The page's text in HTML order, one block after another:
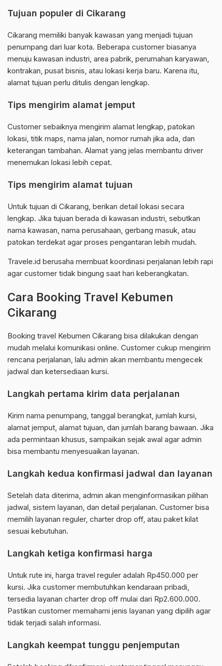
Tujuan populer di Cikarang
Cikarang memiliki banyak kawasan yang menjadi tujuan
penumpang dari luar kota. Beberapa customer biasanya
menuju kawasan industri, area pabrik, perumahan karyawan,
kontrakan, pusat bisnis, atau lokasi kerja baru. Karena itu,
alamat tujuan perlu ditulis dengan lengkap.
Tips mengirim alamat jemput
Customer sebaiknya mengirim alamat lengkap, patokan
lokasi, titik maps, nama jalan, nomor rumah jika ada, dan
keterangan tambahan. Alamat yang jelas membantu driver
menemukan lokasi lebih cepat.
Tips mengirim alamat tujuan
Untuk tujuan di Cikarang, berikan detail lokasi secara
lengkap. Jika tujuan berada di kawasan industri, sebutkan
nama kawasan, nama perusahaan, gerbang masuk, atau
patokan terdekat agar proses pengantaran lebih mudah.
Travele.id berusaha membuat koordinasi perjalanan lebih rapi
agar customer tidak bingung saat hari keberangkatan.
Cara Booking Travel Kebumen
Cikarang
Booking travel Kebumen Cikarang bisa dilakukan dengan
mudah melalui komunikasi online. Customer cukup mengirim
rencana perjalanan, lalu admin akan membantu mengecek
jadwal dan ketersediaan kursi.
Langkah pertama kirim data perjalanan
Kirim nama penumpang, tanggal berangkat, jumlah kursi,
alamat jemput, alamat tujuan, dan jumlah barang bawaan. Jika
ada permintaan khusus, sampaikan sejak awal agar admin
bisa membantu menyesuaikan layanan.
Langkah kedua konfirmasi jadwal dan layanan
Setelah data diterima, admin akan menginformasikan pilihan
jadwal, sistem layanan, dan detail perjalanan. Customer bisa
memilih layanan reguler, charter drop off, atau paket kilat
sesuai kebutuhan.
Langkah ketiga konfirmasi harga
Untuk rute ini, harga travel reguler adalah Rp450.000 per
kursi. Jika customer membutuhkan kendaraan pribadi,
tersedia layanan charter drop off mulai dari Rp2.600.000.
Pastikan customer memahami jenis layanan yang dipilih agar
tidak terjadi salah informasi.
Langkah keempat tunggu penjemputan